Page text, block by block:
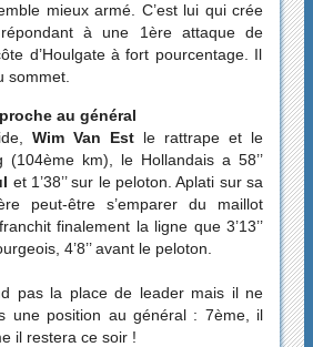
mieux armé. C’est lui qui crée
à une 1ère attaque de
d’Houlgate à fort pourcentage. Il
sommet.
au général
Wim Van Estle rattrape et le
(104ème km), le Hollandais a 58’’
et 1’38’’ sur le peloton. Aplati sur sa
peut-être s’emparer du maillot
finalement la ligne que 3’13’’
4’8’’ avant le peloton.
pas la place de leader mais il ne
une position au général : 7ème, il
il restera ce soir !